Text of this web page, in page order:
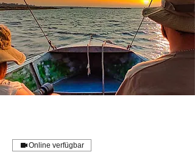
Online verfügbar